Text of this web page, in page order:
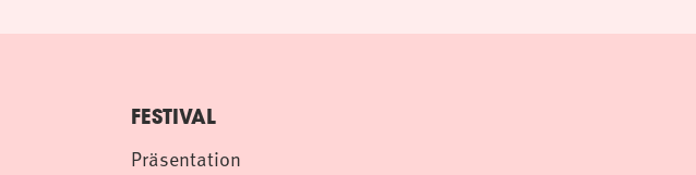
FESTIVAL
Präsentation